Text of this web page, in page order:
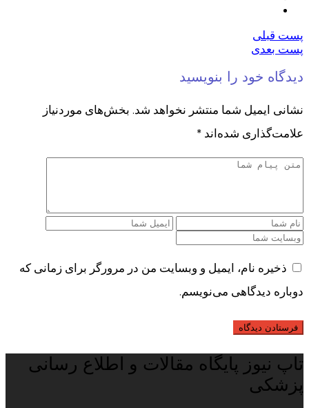
پست قبلی
پست بعدی
دیدگاه خود را بنویسید
نشانی ایمیل شما منتشر نخواهد شد. بخش‌های موردنیاز
علامت‌گذاری شده‌اند *
ذخیره نام، ایمیل و وبسایت من در مرورگر برای زمانی که
دوباره دیدگاهی می‌نویسم.
تاپ نیوز پایگاه مقالات و اطلاع رسانی
پزشکی